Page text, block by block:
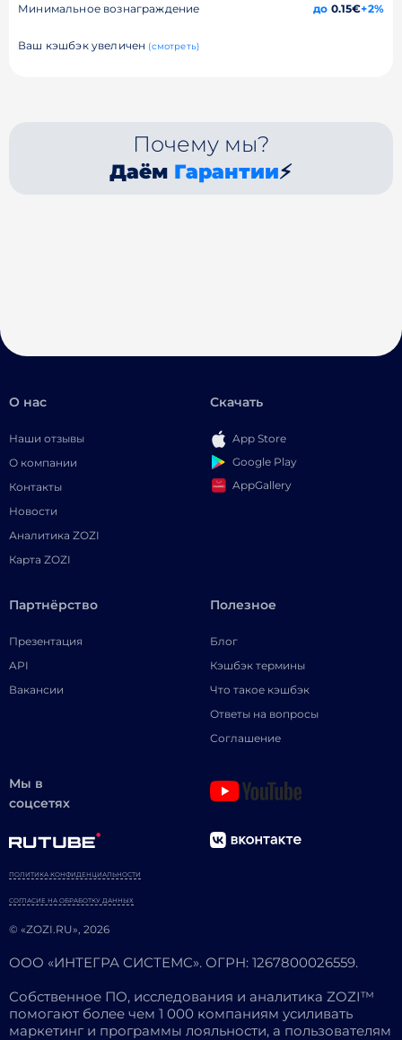
Минимальное вознаграждение до 0.15€+2%
Ваш кэшбэк увеличен (смотреть)
Почему мы?
Даём Гарантии⚡
О нас
Наши отзывы
О компании
Контакты
Новости
Аналитика ZOZI
Карта ZOZI
Скачать
App Store
Google Play
AppGallery
Партнёрство
Презентация
API
Вакансии
Полезное
Блог
Кэшбэк термины
Что такое кэшбэк
Ответы на вопросы
Соглашение
Мы в
соцсетях
© «ZOZI.RU», 2026
ПОЛИТИКА КОНФИДЕНЦИАЛЬНОСТИ
СОГЛАСИЕ НА ОБРАБОТКУ ДАННЫХ
ООО «ИНТЕГРА СИСТЕМС». ОГРН: 1267800026559.
Собственное ПО, исследования и аналитика ZOZI™
помогают более чем 1 000 компаниям усиливать
маркетинг и программы лояльности, а пользователям